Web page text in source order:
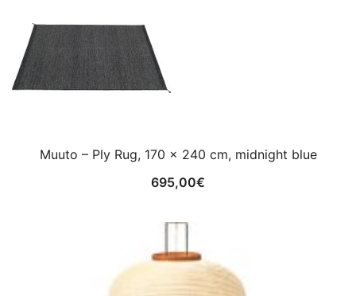
Muuto – Ply Rug, 170 x 240 cm, midnight blue
695,00€